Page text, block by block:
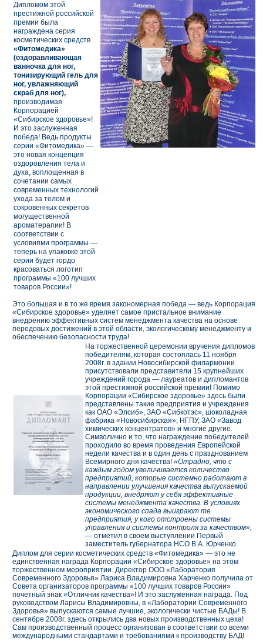
Дипломом этой
престижной российской
премии была
награждена серия
косметических средств
«Фитомедика»
(оздоравливающая
ванночка для ног,
тонизирующий гель для
ног, увлажняющий
скраб для ног),
производимая
Корпорацией
«Сибирское здоровье»!
И это заслуженная
победа! Ведь продукты
серии «Фитомедика» —
это новая концепция
оздоровления тела и
духа, воплощенная в
сочетании самых
современных технологий
ухода за телом и
сокровенных секретов
могущественной
ароматерапии! В
соответствии с
условиями программы —
теперь на упаковке этой
серии будет гордо
красоваться логотип
программы «100 лучших
товаров России»!
Это большая и в то же время закономерная победа — ведь Корпорация
«Сибирское здоровье» уделяет самое пристальное внимание
внедрению эффективных систем менеджмента качества на основе
передовых достижений в этой области, экологическому менеджменту и
обеспечению безопасности труда!
На торжественной церемонии вручения дипломов
победителям, которая состоялась 11 ноября
2008г. в здании Новосибирской филармонии
присутствовали представители 15 крупнейших
учреждений города — лауреатов и дипломантов
этой престижной российской премии! Помимо
Корпорации «Сибирское здоровье» здесь были
представлены такие предприятия и учреждения
как ОАО «Элсиб», ЗАО «Сибкотэс», шоколадная
фабрика «Новосибирская», НГПУ, ЗАО «Завод
химических концентратов» и многие другие.
Символично и то, что награждение победителей
проходило во время проведения Европейской
недели качества и в один день с празднованием
Всемирного дня качества! «Отрадно, что с
каждым годом увеличивается количество
предприятий, которые системно работают в
направлении улучшения качества выпускаемой
продукции, внедряют у себя эффективные
системы менеджмента качества. В условиях
экономического спада выиграют те
предприятия, у кого отстроены системы
управления и системы контроля за качеством»,
— отметил в своем выступлении Первый
заместитель губернатора НСО В.А. Юрченко.
Диплом для серии косметических средств «Фитомедика» — это не
единственная награда Корпорации «Сибирское здоровье» на этом
торжественном мероприятии. Директор ООО «Лаборатория
Современного Здоровья» Лариса Владимировна Харченко получила от
Совета организаторов программы «100 лучших товаров России»
почетный знак «Отличник качества»! И это заслуженная награда. Под
руководством Ларисы Владимировны, в «Лаборатории Современного
Здоровья» выпускаются самые лучшие, экологически чистые БАДы! В
сентябре 2008г. здесь открылись два новых производственных цеха!
Сам производственный процесс организован в соответствии со всеми
международными стандартами и требованиями к производству БАД!